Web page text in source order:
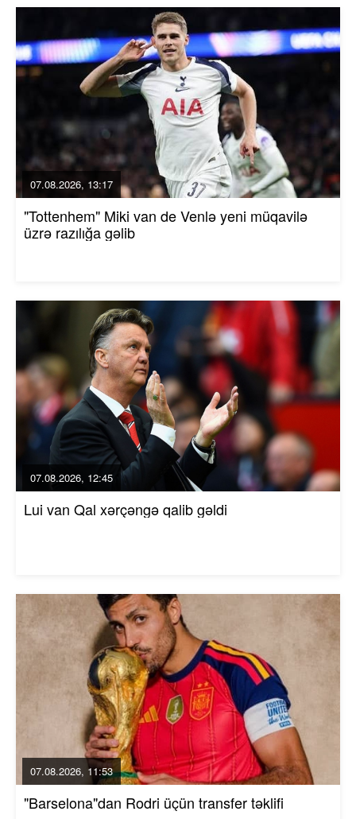
07.08.2026, 13:17
"Tottenhem" Miki van de Venlə yeni müqavilə
üzrə razılığa gəlib
07.08.2026, 12:45
Lui van Qal xərçəngə qalib gəldi
07.08.2026, 11:53
"Barselona"dan Rodri üçün transfer təklifi